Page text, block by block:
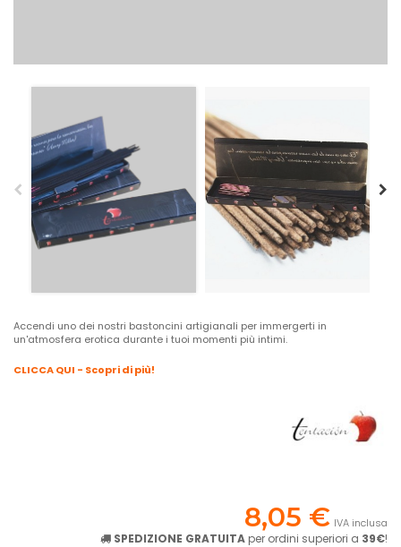
Accendi uno dei nostri bastoncini artigianali per immergerti in
un'atmosfera erotica durante i tuoi momenti più intimi.
CLICCA QUI - Scopri di più!
8,05 € IVA inclusa
SPEDIZIONE GRATUITA per ordini superiori a 39€!